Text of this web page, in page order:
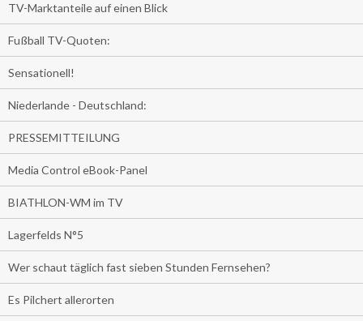
TV-Marktanteile auf einen Blick
Fußball TV-Quoten:
Sensationell!
Niederlande - Deutschland:
PRESSEMITTEILUNG
Media Control eBook-Panel
BIATHLON-WM im TV
Lagerfelds N°5
Wer schaut täglich fast sieben Stunden Fernsehen?
Es Pilchert allerorten